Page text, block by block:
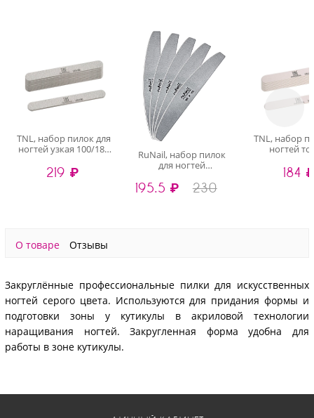
TNL, набор пилок для
ногтей узкая 100/180
10 шт
219 ₽
RuNail, набор пилок
для ногтей
100/180), 5 шт
195.5 ₽ 230
TNL, набор
ногтей
качество
основа,
184
О товаре Отзывы
Закруглённые профессиональные пилки для искусственных
ногтей серого цвета. Используются для придания формы и
подготовки зоны у кутикулы в акриловой технологии
наращивания ногтей. Закругленная форма удобна для
работы в зоне кутикулы.